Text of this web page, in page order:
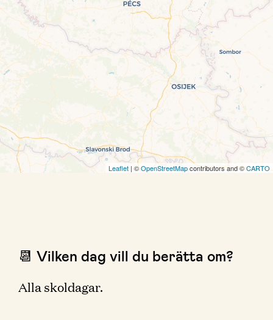
Leaflet | ©OpenStreetMapcontributors and ©CARTO
📆 Vilken dag vill du berätta om?
Alla skoldagar.